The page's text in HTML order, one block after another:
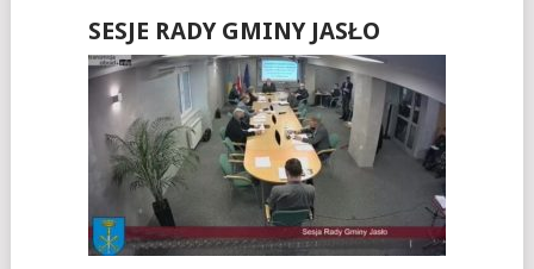
SESJE RADY GMINY JASŁO